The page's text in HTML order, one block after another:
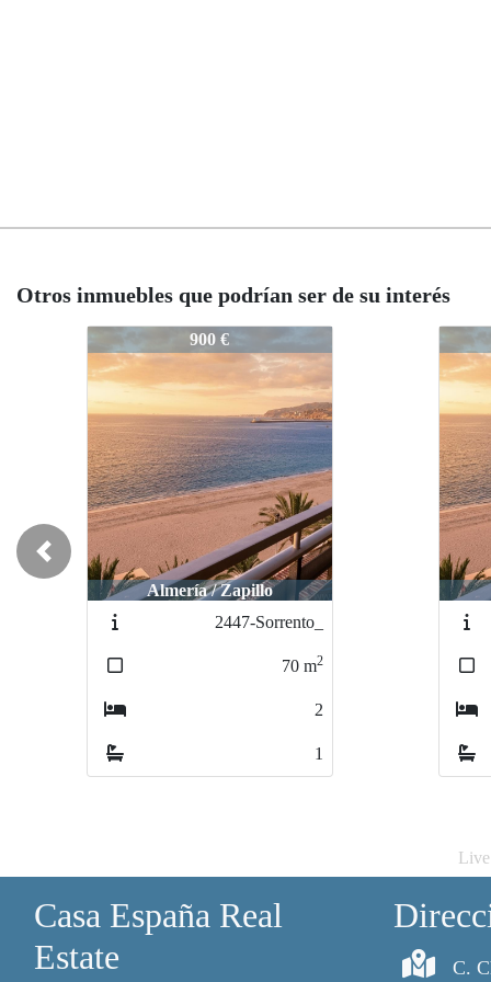
Otros inmuebles que podrían ser de su interés
2326-Doñana_copia
900 €
Almería / Zapillo
2447-Sorrento_
m2
2326-
2326-
Previous
Casa España Real
Estate
C.